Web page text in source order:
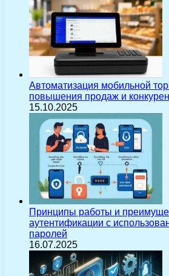
Автоматизация мобильной
повышения продаж и
15.10.2025
Принципы работы и
аутентификации с
паролей
16.07.2025